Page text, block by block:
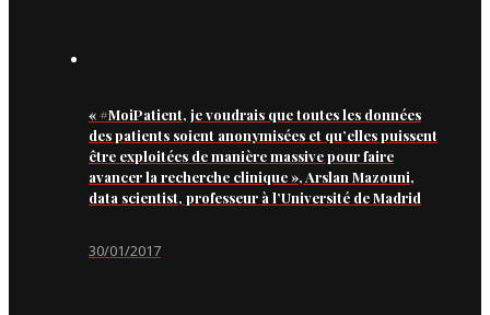
« #MoiPatient, je voudrais que toutes les données
des patients soient anonymisées et qu’elles puissent
être exploitées de manière massive pour faire
avancer la recherche clinique », Arslan Mazouni,
data scientist, professeur à l’Université de Madrid
30/01/2017